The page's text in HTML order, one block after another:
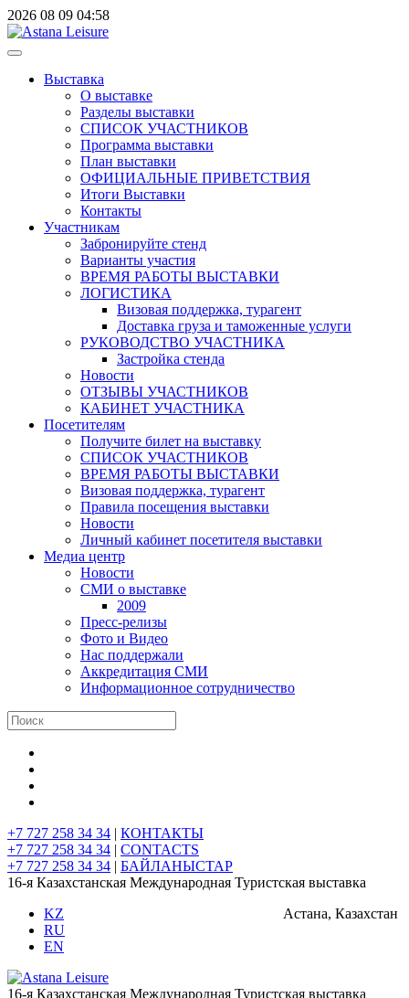
2026 08 09 04:58
Выставка
О выставке
Разделы выставки
СПИСОК УЧАСТНИКОВ
Программа выставки
План выставки
ОФИЦИАЛЬНЫЕ ПРИВЕТСТВИЯ
Итоги Выставки
Контакты
Участникам
Забронируйте стенд
Варианты участия
ВРЕМЯ РАБОТЫ ВЫСТАВКИ
ЛОГИСТИКА
Визовая поддержка, турагент
Доставка груза и таможенные услуги
РУКОВОДСТВО УЧАСТНИКА
Застройка стенда
Новости
ОТЗЫВЫ УЧАСТНИКОВ
КАБИНЕТ УЧАСТНИКА
Посетителям
Получите билет на выставку
СПИСОК УЧАСТНИКОВ
ВРЕМЯ РАБОТЫ ВЫСТАВКИ
Визовая поддержка, турагент
Правила посещения выставки
Новости
Личный кабинет посетителя выставки
Медиа центр
Новости
СМИ о выставке
2009
Пресс-релизы
Фото и Видео
Нас поддержали
Аккредитация СМИ
Информационное сотрудничество
+7 727 258 34 34 | КОНТАКТЫ
+7 727 258 34 34 | CONTACTS
+7 727 258 34 34 | БАЙЛАНЫСТАР
16-я Казахстанская Международная Туристская выставка
Астана, Казахстан
KZ
RU
EN
16-я Казахстанская Международная Туристская выставка